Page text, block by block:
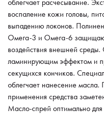
облегчает расчесывание.
воспаление кожи головы,
выпадению локонов.
Омега-3 и Омега-6
воздействия внешней среды.
ламинирующим эффектом и
секущихся кончиков.
облегчает нанесение масла.
применения средства
Масло-спрей оптимально для